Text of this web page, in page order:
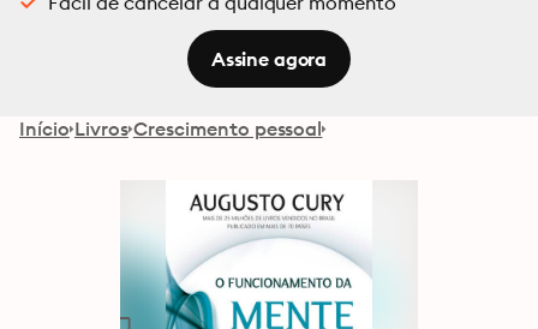
Assine agora
Início Livros Crescimento pessoal